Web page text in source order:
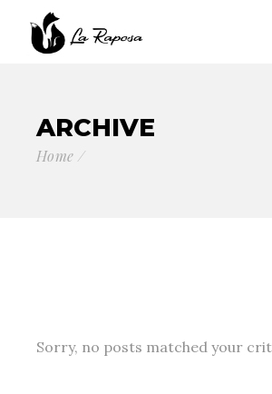
ARCHIVE
Home
Sorry, no posts matched your